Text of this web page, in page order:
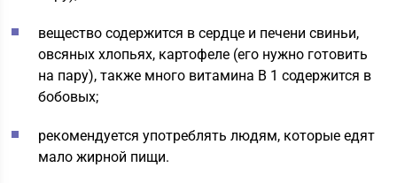
вещество содержится в сердце и печени свиньи,
овсяных хлопьях, картофеле (его нужно готовить
на пару), также много витамина В 1 содержится в
бобовых;
рекомендуется употреблять людям, которые едят
мало жирной пищи.